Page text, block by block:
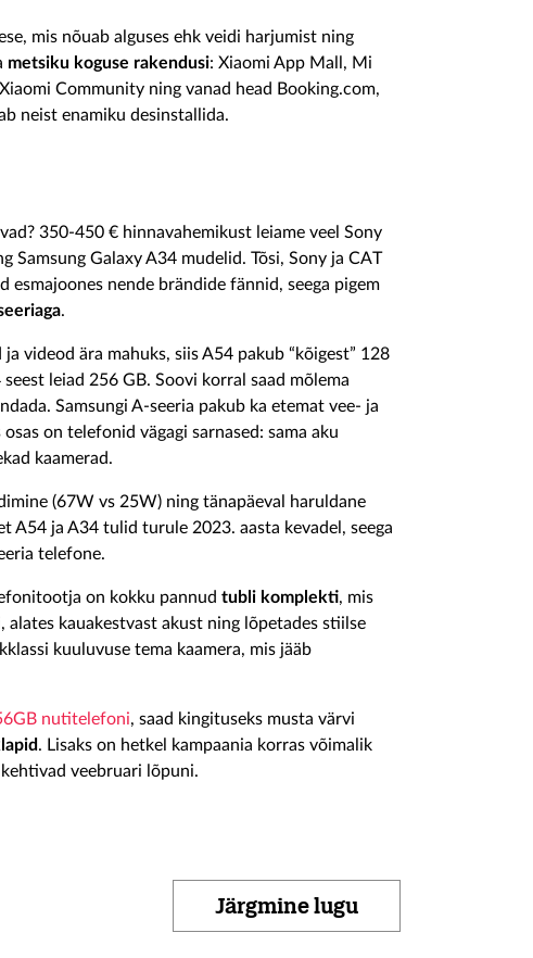
mis nõuab alguses ehk veidi harjumist ning
metsiku koguse rakendusi: Xiaomi App Mall, Mi
Community ning vanad head Booking.com,
neist enamiku desinstallida.
350-450 € hinnavahemikust leiame veel Sony
Samsung Galaxy A34 mudelid. Tõsi, Sony ja CAT
nende brändide fännid, seega pigem
.
videod ära mahuks, siis A54 pakub “kõigest” 128
leiad 256 GB. Soovi korral saad mõlema
Samsungi A-seeria pakub ka etemat vee- ja
on telefonid vägagi sarnased: sama aku
kaamerad.
(67W vs 25W) ning tänapäeval haruldane
A54 ja A34 tulid turule 2023. aasta kevadel, seega
telefone.
on kokku pannud tubli komplekti, mis
kauakestvast akust ning lõpetades stiilse
kuuluvuse tema kaamera, mis jääb
nutitelefoni, saad kingituseks musta värvi
. Lisaks on hetkel kampaania korras võimalik
veebruari lõpuni.
Järgmine lugu